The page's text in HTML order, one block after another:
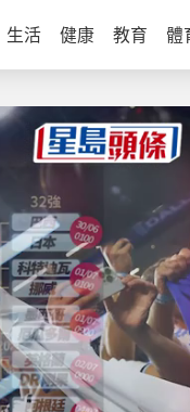
生活 健康 教育 體